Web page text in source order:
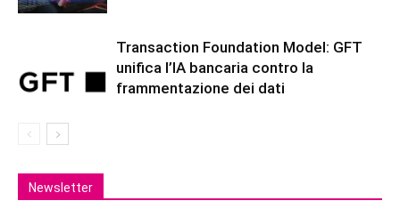
Transaction Foundation Model: GFT
unifica l’IA bancaria contro la
frammentazione dei dati
Newsletter